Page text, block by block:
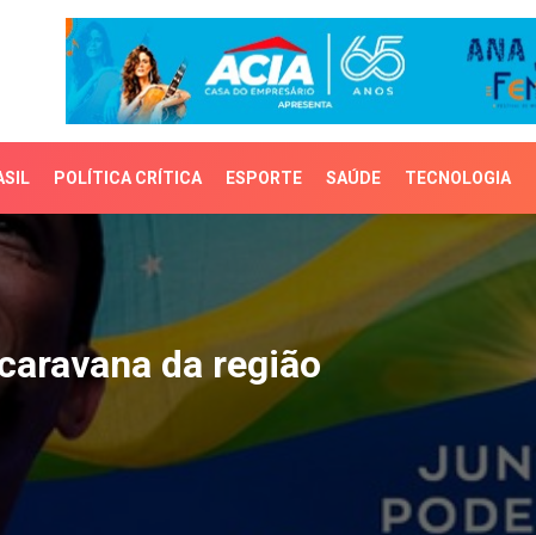
POLÍTICA CRÍTICA ESPORTE SAÚDE TECNOLOGIA
da região
da região